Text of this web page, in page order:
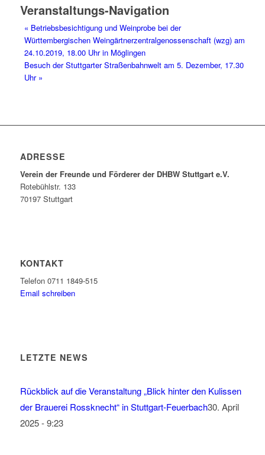
Veranstaltungs-Navigation
« Betriebsbesichtigung und Weinprobe bei der
Württembergischen Weingärtnerzentralgenossenschaft (wzg) am
24.10.2019, 18.00 Uhr in Möglingen
Besuch der Stuttgarter Straßenbahnwelt am 5. Dezember, 17.30
Uhr »
ADRESSE
Verein der Freunde und Förderer der DHBW Stuttgart e.V.
Rotebühlstr. 133
70197 Stuttgart
KONTAKT
Telefon 0711 1849-515
Email schreiben
LETZTE NEWS
Rückblick auf die Veranstaltung „Blick hinter den Kulissen
der Brauerei Rossknecht“ in Stuttgart-Feuerbach30. April
2025 - 9:23